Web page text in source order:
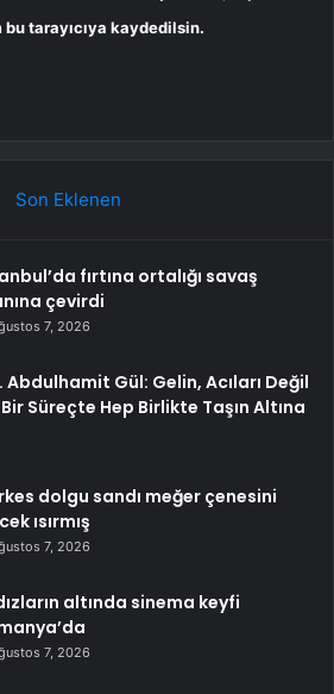
tarayıcıya kaydedilsin.
Son Eklenen
fırtına ortalığı savaş
çevirdi
7, 2026
Abdulhamit Gül: Gelin, Acıları Değil
Süreçte Hep Birlikte Taşın Altına
dolgu sandı meğer çenesini
ısırmış
7, 2026
altında sinema keyfi
7, 2026